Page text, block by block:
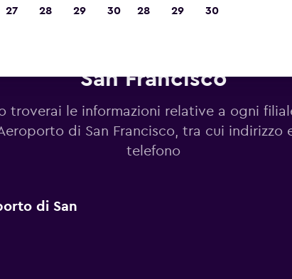
San Francisco
troverai le informazioni relative a ogni
di San Francisco, tra cui indirizzo
telefono
di San
27 28 29 30 28 29 30